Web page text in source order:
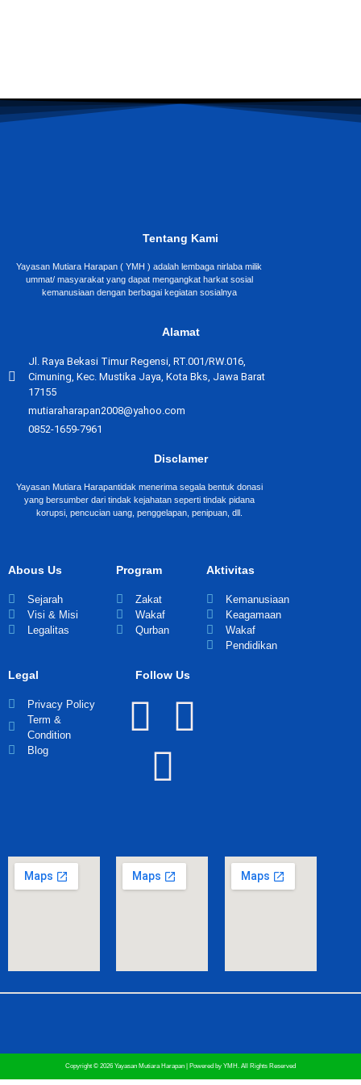
Tentang Kami
Yayasan Mutiara Harapan ( YMH ) adalah lembaga nirlaba milik
ummat/ masyarakat yang dapat mengangkat harkat sosial
kemanusiaan dengan berbagai kegiatan sosialnya
Alamat
Jl. Raya Bekasi Timur Regensi, RT.001/RW.016,
Cimuning, Kec. Mustika Jaya, Kota Bks, Jawa Barat
17155
mutiaraharapan2008@yahoo.com
0852-1659-7961
Disclamer
Yayasan Mutiara Harapantidak menerima segala bentuk donasi
yang bersumber dari tindak kejahatan seperti tindak pidana
korupsi, pencucian uang, penggelapan, penipuan, dll.
Abous Us
Sejarah
Visi & Misi
Legalitas
Program
Zakat
Wakaf
Qurban
Aktivitas
Kemanusiaan
Keagamaan
Wakaf
Pendidikan
Legal
Privacy Policy
Term &
Condition
Blog
Follow Us
Copyright © 2026 Yayasan Mutiara Harapan | Powered by YMH. All Rights Reserved